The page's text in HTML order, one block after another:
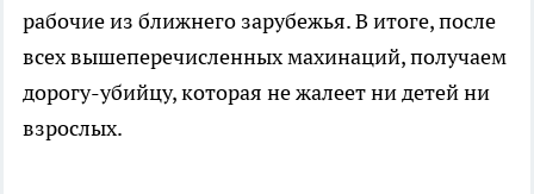
рабочие из ближнего зарубежья. В итоге, после
всех вышеперечисленных махинаций, получаем
дорогу-убийцу, которая не жалеет ни детей ни
взрослых.